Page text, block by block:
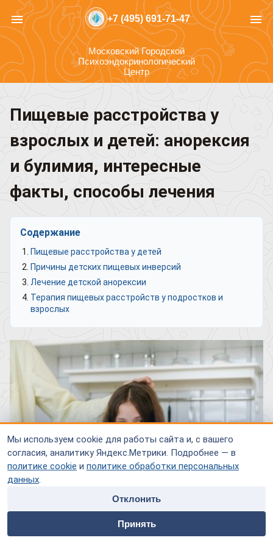
Мы используем cookie для работы сайта и, с вашего
согласия, аналитику Яндекс.Метрики. Подробнее — в
политике cookie и политике обработки персональных
данных.
Отклонить
Принять
home people
Специалисты
payment contacts
menu +7 (495) 691-71-47 menu
Московский Городской
Психоэндокринологический
Центр
Пищевые расстройства у
взрослых и детей: анорексия
и булимия, интересные
факты, способы лечения
Содержание
Пищевые расстройства у детей
Причины детских пищевых инверсий
Лечение детской анорексии
Терапия пищевых расстройств у подростков и
взрослых